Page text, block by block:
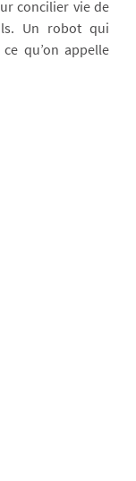
concilier vie de
Un robot qui
qu’on appelle